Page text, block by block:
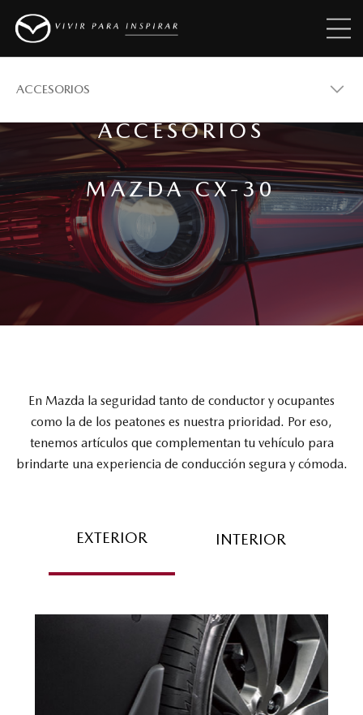
ACCESORIOS
MAZDA CX-30
VERSIONES
COTÍZALO
ACCESORIOS
MAZDA CX-30
En Mazda la seguridad tanto de conductor y ocupantes
como la de los peatones es nuestra prioridad. Por eso,
tenemos artículos que complementan tu vehículo para
brindarte una experiencia de conducción segura y cómoda.
EXTERIOR INTERIOR